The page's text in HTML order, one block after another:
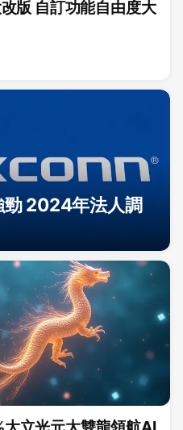
版 自訂功能自由度大
勁 2024年法人調